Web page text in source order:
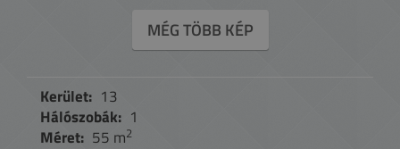
MÉG TÖBB KÉP
Kerület: 13
Hálószobák: 1
Méret: 55 m2